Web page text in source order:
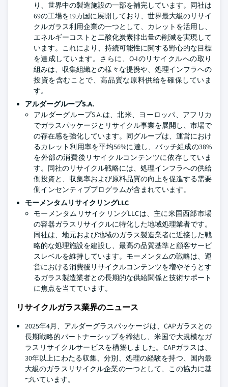
り、世界中の製造施設の一部を補完しています。同社は
69の工場を19カ国に展開しており、世界最大級のリサイ
クルガラス利用企業の一つとして、カレットを活用し、
エネルギーコストと二酸化炭素排出量の削減を実現して
います。これにより、持続可能性に関する野心的な目標
を達成しています。さらに、O-Iのリサイクルへの取り
組みは、収集組織との様々な提携や、処理インフラへの
投資を含むことで、高品質な原料供給を確保していま
す。
アルダーグループS.A.
アルダーグループS.A.は、北米、ヨーロッパ、アフリカ
でガラスパッケージとリサイクル事業を展開し、市場で
の存在感を強化しています。同グループは、運営におけ
るカレット利用率を平均56%に達し、バッチ組成の38%
を外部の消費後リサイクルコンテンツに依存していま
す。同社のリサイクル戦略には、処理インフラへの供給
側投資と、収集率および原料品質の向上を促進する需要
側インセンティブプログラムが含まれています。
モーメンタムリサイクリングLLC
モーメンタムリサイクリングLLCは、主に米国西部市場
の容器ガラスリサイクルに特化した地域処理業者です。
同社は、地元および地域のガラス製造業者に近接した戦
略的な処理施設を建設し、最高の品質基準と顧客サービ
スレベルを維持しています。モーメンタムの戦略は、運
営における消費後リサイクルコンテンツを増やそうとす
るガラス製造業者との長期的な供給関係と技術サポート
に焦点を当てています。
リサイクルガラス業界のニュース
2025年4月、アルダーグラスパッケージは、CAPガラスとの
長期戦略的パートナーシップを締結し、米国で大規模なガ
ラスリサイクルサービスを構築しました。CAPガラスは、
30年以上にわたる収集、分別、処理の経験を持つ、国内最
大級のガラスリサイクル企業の一つとして、この協力に基
づいています。